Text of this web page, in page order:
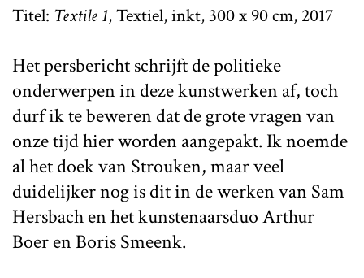
Titel: Textile 1, Textiel, inkt, 300 x 90 cm, 2017
Het persbericht schrijft de politieke
onderwerpen in deze kunstwerken af, toch
durf ik te beweren dat de grote vragen van
onze tijd hier worden aangepakt. Ik noemde
al het doek van Strouken, maar veel
duidelijker nog is dit in de werken van Sam
Hersbach en het kunstenaarsduo Arthur
Boer en Boris Smeenk.